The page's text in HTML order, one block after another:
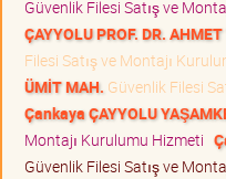
Güvenlik Filesi Satış ve
ÇAYYOLU PROF. DR.
Filesi Satış ve Montajı
ÜMİT MAH. Güvenlik Filesi
Çankaya ÇAYYOLU
Montajı Kurulumu Hizmeti
Güvenlik Filesi Satış ve